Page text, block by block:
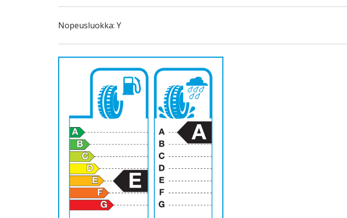
Nopeusluokka: Y